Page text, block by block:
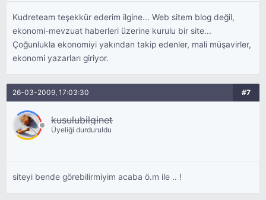
Kudreteam teşekkür ederim ilgine... Web sitem blog değil,
ekonomi-mevzuat haberleri üzerine kurulu bir site...
Çoğunlukla ekonomiyi yakından takip edenler, mali müşavirler,
ekonomi yazarları giriyor.
26-03-2009, 17:03:30 #7
kusulubilginet
Üyeliği durduruldu
siteyi bende görebilirmiyim acaba ö.m ile .. !